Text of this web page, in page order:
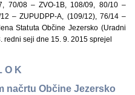
70/08 – ZVO-1B, 108/09, 80/10 –
– ZUPUDPP-A, (109/12), 76/14 –
Statuta Občine Jezersko (Uradni
redni seji dne 15. 9. 2015 sprejel
O K
načrtu Občine Jezersko